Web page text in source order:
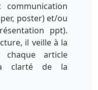
poster) et/ou
ppt).
il veille à la
chaque article
clarté de la